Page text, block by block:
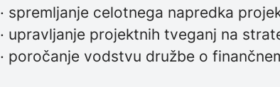
· spremljanje celotnega napredka
· upravljanje projektnih tveganj na
· poročanje vodstvu družbe o